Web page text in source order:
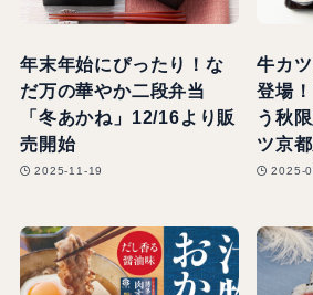
年末年始にぴったり！な
だ万の華やか二段弁当
「冬あかね」12/16より販
売開始
2025-11-19
牛カ
登場
う秋
ツ京都
2025-